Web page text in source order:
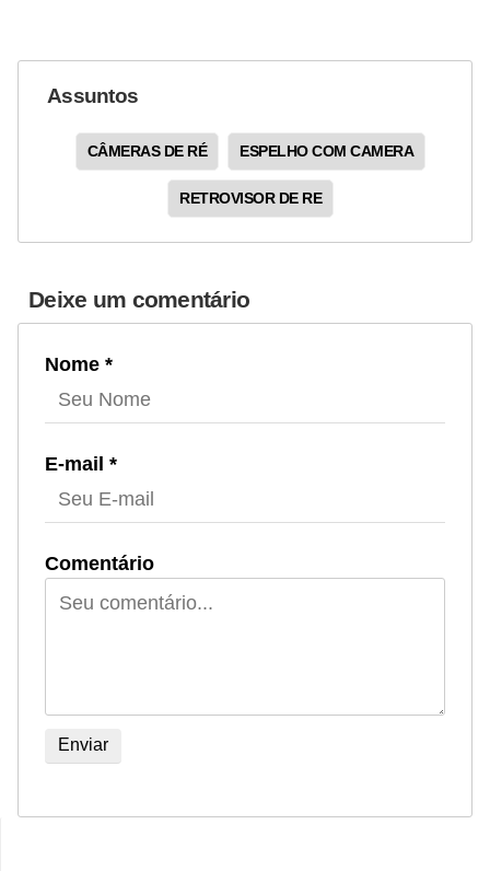
Assuntos
CÂMERAS DE RÉ ESPELHO COM CAMERA
RETROVISOR DE RE
Deixe um comentário
Nome *
E-mail *
Comentário